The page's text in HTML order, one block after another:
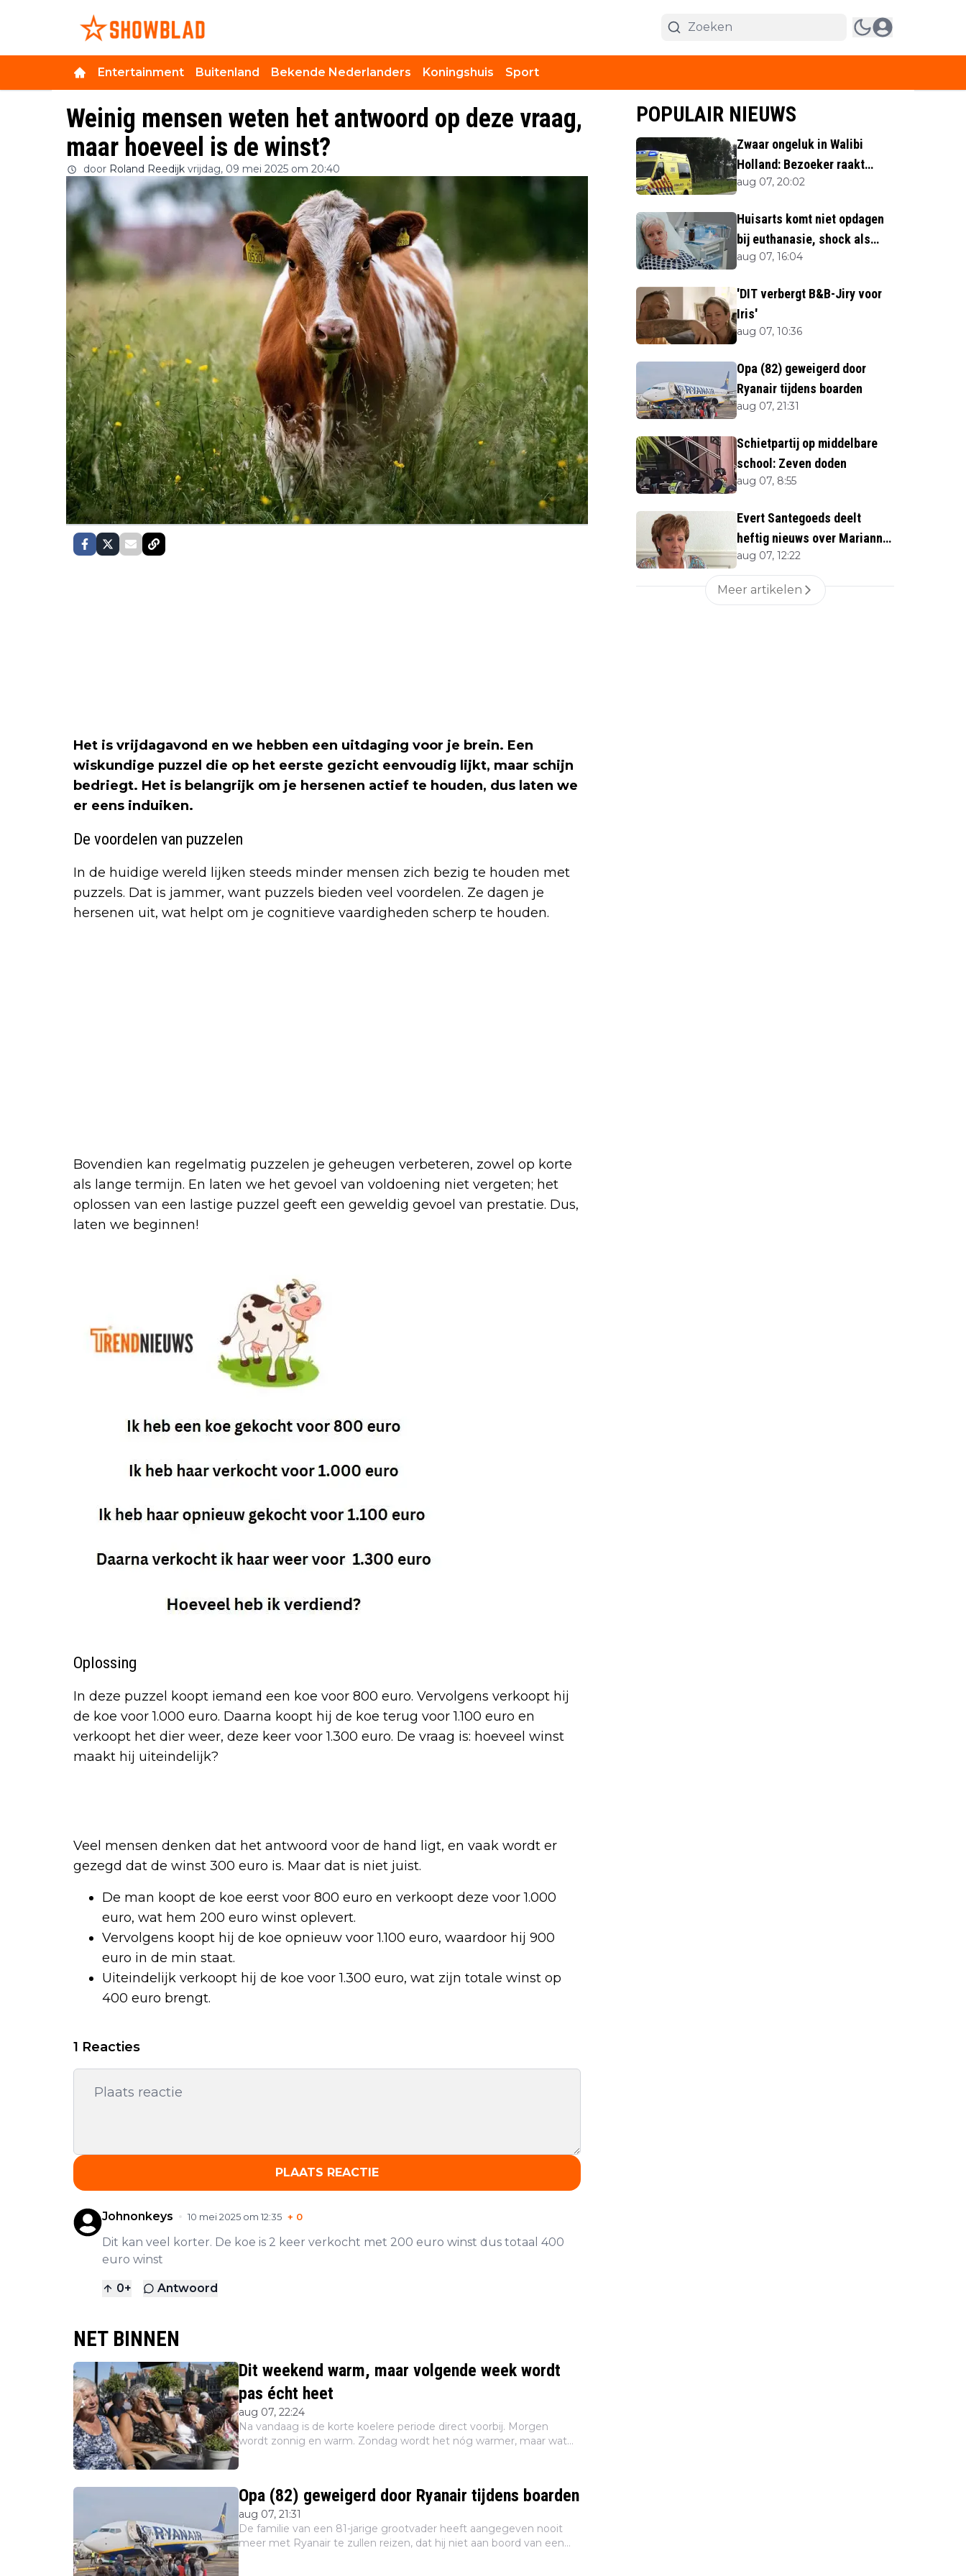
Entertainment Buitenland Bekende Nederlanders Koningshuis Sport
Weinig mensen weten het antwoord op deze vraag,
maar hoeveel is de winst?
door Roland Reedijk vrijdag, 09 mei 2025 om 20:40
Het is vrijdagavond en we hebben een uitdaging voor je brein. Een
wiskundige puzzel die op het eerste gezicht eenvoudig lijkt, maar schijn
bedriegt. Het is belangrijk om je hersenen actief te houden, dus laten we
er eens induiken.
De voordelen van puzzelen
In de huidige wereld lijken steeds minder mensen zich bezig te houden met
puzzels. Dat is jammer, want puzzels bieden veel voordelen. Ze dagen je
hersenen uit, wat helpt om je cognitieve vaardigheden scherp te houden.
Bovendien kan regelmatig puzzelen je geheugen verbeteren, zowel op korte
als lange termijn. En laten we het gevoel van voldoening niet vergeten; het
oplossen van een lastige puzzel geeft een geweldig gevoel van prestatie. Dus,
laten we beginnen!
Oplossing
In deze puzzel koopt iemand een koe voor 800 euro. Vervolgens verkoopt hij
de koe voor 1.000 euro. Daarna koopt hij de koe terug voor 1.100 euro en
verkoopt het dier weer, deze keer voor 1.300 euro. De vraag is: hoeveel winst
maakt hij uiteindelijk?
Veel mensen denken dat het antwoord voor de hand ligt, en vaak wordt er
gezegd dat de winst 300 euro is. Maar dat is niet juist.
De man koopt de koe eerst voor 800 euro en verkoopt deze voor 1.000
euro, wat hem 200 euro winst oplevert.
Vervolgens koopt hij de koe opnieuw voor 1.100 euro, waardoor hij 900
euro in de min staat.
Uiteindelijk verkoopt hij de koe voor 1.300 euro, wat zijn totale winst op
400 euro brengt.
1 Reacties
PLAATS REACTIE
Johnonkeys 10 mei 2025 om 12:35 + 0
Dit kan veel korter. De koe is 2 keer verkocht met 200 euro winst dus totaal 400
euro winst
0+ Antwoord
NET BINNEN
Dit weekend warm, maar volgende week wordt
pas écht heet
aug 07, 22:24
Na vandaag is de korte koelere periode direct voorbij. Morgen
wordt zonnig en warm. Zondag wordt het nóg warmer, maar wat
Opa (82) geweigerd door Ryanair tijdens boarden
aug 07, 21:31
De familie van een 81-jarige grootvader heeft aangegeven nooit
meer met Ryanair te zullen reizen, dat hij niet aan boord van een
POPULAIR NIEUWS
Zwaar ongeluk in Walibi
Holland: Bezoeker raakt
lichaamsdeel kwijt
aug 07, 20:02
Huisarts komt niet opdagen
bij euthanasie, shock als
blijkt waar ze is
aug 07, 16:04
'DIT verbergt B&B-Jiry voor
Iris'
aug 07, 10:36
Opa (82) geweigerd door
Ryanair tijdens boarden
aug 07, 21:31
Schietpartij op middelbare
school: Zeven doden
aug 07, 8:55
Evert Santegoeds deelt
heftig nieuws over Marianne
Weber (70)
aug 07, 12:22
Meer artikelen